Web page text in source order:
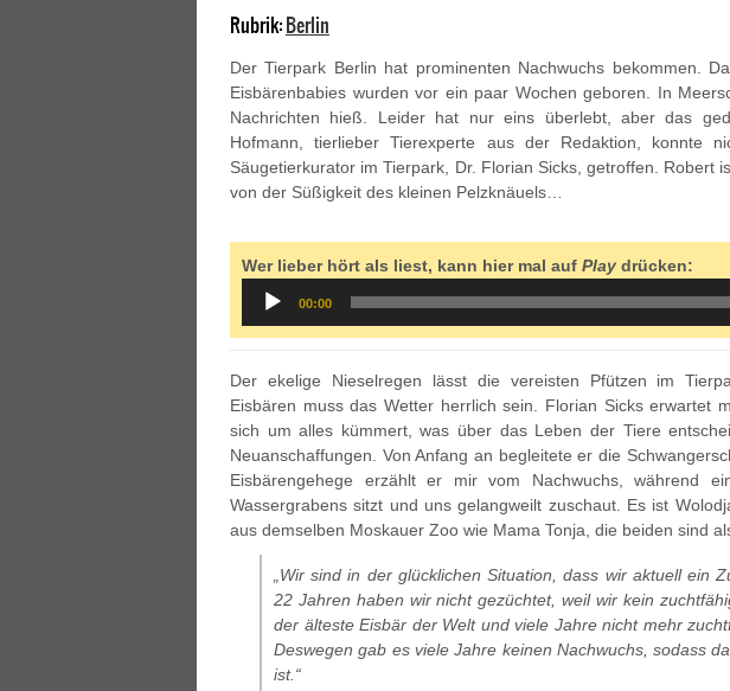
Rubrik:Berlin
Der Tierpark Berlin hat prominenten Nachwuchs bekommen.
Eisbärenbabies wurden vor ein paar Wochen geboren. In
Nachrichten hieß. Leider hat nur eins überlebt, aber das
Hofmann, tierlieber Tierexperte aus der Redaktion, konnte
Säugetierkurator im Tierpark, Dr. Florian Sicks, getroffen. Robert
von der Süßigkeit des kleinen Pelzknäuels…
Wer lieber hört als liest, kann hier mal auf Play drücken:
Audio
Player
00:00
Der ekelige Nieselregen lässt die vereisten Pfützen im
Eisbären muss das Wetter herrlich sein. Florian Sicks erwartet
sich um alles kümmert, was über das Leben der Tiere
Neuanschaffungen. Von Anfang an begleitete er die
Eisbärengehege erzählt er mir vom Nachwuchs, während
Wassergrabens sitzt und uns gelangweilt zuschaut. Es ist
aus demselben Moskauer Zoo wie Mama Tonja, die beiden sind
„Wir sind in der glücklichen Situation, dass wir aktuell ein
22 Jahren haben wir nicht gezüchtet, weil wir kein
der älteste Eisbär der Welt und viele Jahre nicht mehr
Deswegen gab es viele Jahre keinen Nachwuchs, sodass
ist.“